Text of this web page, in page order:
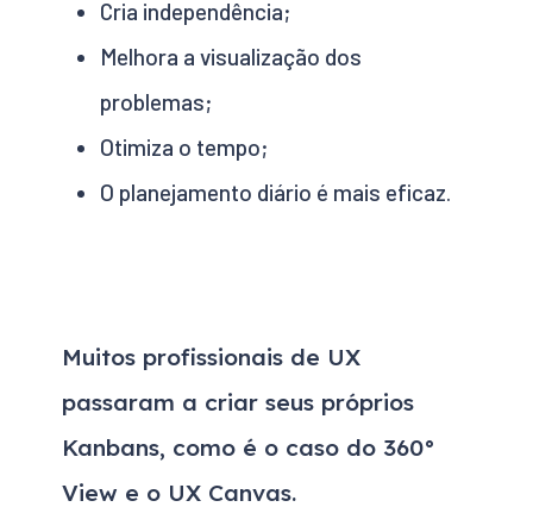
Cria independência;
Melhora a visualização dos
problemas;
Otimiza o tempo;
O planejamento diário é mais eficaz.
Muitos profissionais de UX
passaram a criar seus próprios
Kanbans, como é o caso do 360°
View e o UX Canvas.